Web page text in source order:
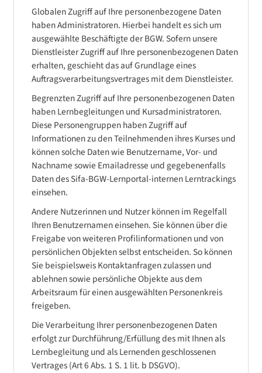
Globalen Zugriff auf Ihre personenbezogene Daten
haben Administratoren. Hierbei handelt es sich um
ausgewählte Beschäftigte der BGW. Sofern unsere
Dienstleister Zugriff auf Ihre personenbezogenen Daten
erhalten, geschieht das auf Grundlage eines
Auftragsverarbeitungsvertrages mit dem Dienstleister.
Begrenzten Zugriff auf Ihre personenbezogenen Daten
haben Lernbegleitungen und Kursadministratoren.
Diese Personengruppen haben Zugriff auf
Informationen zu den Teilnehmenden ihres Kurses und
können solche Daten wie Benutzername, Vor- und
Nachname sowie Emailadresse und gegebenenfalls
Daten des Sifa-BGW-Lernportal-internen Lerntrackings
einsehen.
Andere Nutzerinnen und Nutzer können im Regelfall
Ihren Benutzernamen einsehen. Sie können über die
Freigabe von weiteren Profilinformationen und von
persönlichen Objekten selbst entscheiden. So können
Sie beispielsweis Kontaktanfragen zulassen und
ablehnen sowie persönliche Objekte aus dem
Arbeitsraum für einen ausgewählten Personenkreis
freigeben.
Die Verarbeitung Ihrer personenbezogenen Daten
erfolgt zur Durchführung/Erfüllung des mit Ihnen als
Lernbegleitung und als Lernenden geschlossenen
Vertrages (Art 6 Abs. 1 S. 1 lit. b DSGVO).